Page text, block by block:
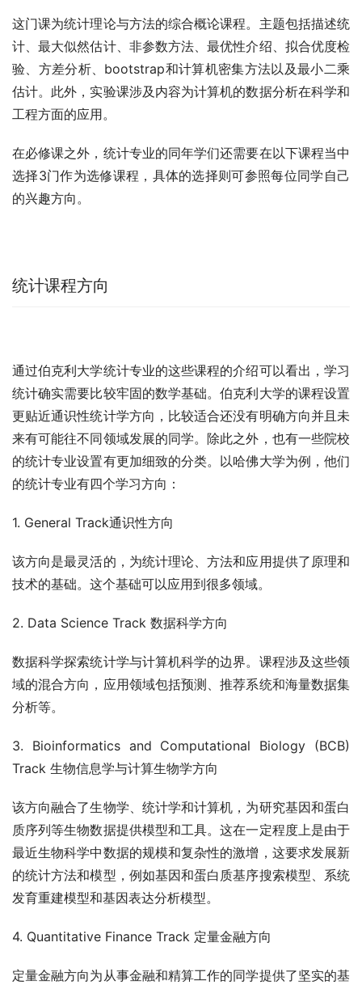
这门课为统计理论与方法的综合概论课程。主题包括描述统
计、最大似然估计、非参数方法、最优性介绍、拟合优度检
验、方差分析、bootstrap和计算机密集方法以及最小二乘
估计。此外，实验课涉及内容为计算机的数据分析在科学和
工程方面的应用。
在必修课之外，统计专业的同年学们还需要在以下课程当中
选择3门作为选修课程，具体的选择则可参照每位同学自己
的兴趣方向。
统计课程方向
通过伯克利大学统计专业的这些课程的介绍可以看出，学习
统计确实需要比较牢固的数学基础。伯克利大学的课程设置
更贴近通识性统计学方向，比较适合还没有明确方向并且未
来有可能往不同领域发展的同学。除此之外，也有一些院校
的统计专业设置有更加细致的分类。以哈佛大学为例，他们
的统计专业有四个学习方向：
1. General Track通识性方向
该方向是最灵活的，为统计理论、方法和应用提供了原理和
技术的基础。这个基础可以应用到很多领域。
2. Data Science Track 数据科学方向
数据科学探索统计学与计算机科学的边界。课程涉及这些领
域的混合方向，应用领域包括预测、推荐系统和海量数据集
分析等。
3. Bioinformatics and Computational Biology (BCB)
Track 生物信息学与计算生物学方向
该方向融合了生物学、统计学和计算机，为研究基因和蛋白
质序列等生物数据提供模型和工具。这在一定程度上是由于
最近生物科学中数据的规模和复杂性的激增，这要求发展新
的统计方法和模型，例如基因和蛋白质基序搜索模型、系统
发育重建模型和基因表达分析模型。
4. Quantitative Finance Track 定量金融方向
定量金融方向为从事金融和精算工作的同学提供了坚实的基